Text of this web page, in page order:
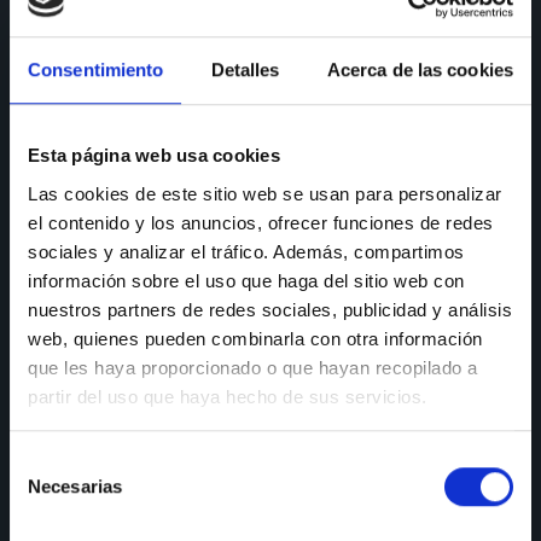
Consentimiento Detalles Acerca de las cookies
Esta página web usa cookies
Las cookies de este sitio web se usan para personalizar
el contenido y los anuncios, ofrecer funciones de redes
sociales y analizar el tráfico. Además, compartimos
información sobre el uso que haga del sitio web con
nuestros partners de redes sociales, publicidad y análisis
web, quienes pueden combinarla con otra información
que les haya proporcionado o que hayan recopilado a
partir del uso que haya hecho de sus servicios.
Necesarias
CONSULTAS
91 690 96 63
Móvil:636 59 60 42
E-mail: info@nectali.com
SHOWROOM
Timanfaya, 15, 17 y 19
28970 Humanes de Madrid
Lunes a viernes: